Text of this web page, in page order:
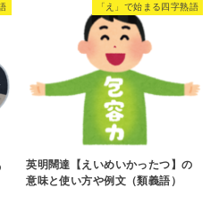
「え」で始まる四字熟語
英明闊達【えいめいかったつ】の
意味と使い方や例文（類義語）